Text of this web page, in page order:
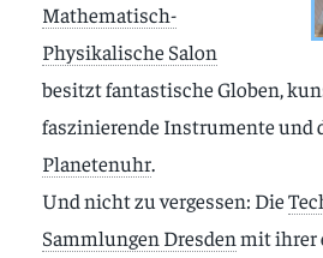
Mathematisch-
Physikalische Salon
besitzt fantastische Globen,
faszinierende Instrumente und
Planetenuhr.
Und nicht zu vergessen: Die
Sammlungen Dresdenmit ihrer